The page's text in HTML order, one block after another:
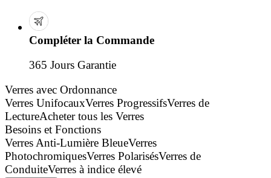
Compléter la Commande
365 Jours Garantie
Verres avec Ordonnance
Verres UnifocauxVerres ProgressifsVerres de
LectureAcheter tous les Verres
Besoins et Fonctions
Verres Anti-Lumière BleueVerres
PhotochromiquesVerres PolarisésVerres de
ConduiteVerres à indice élevé